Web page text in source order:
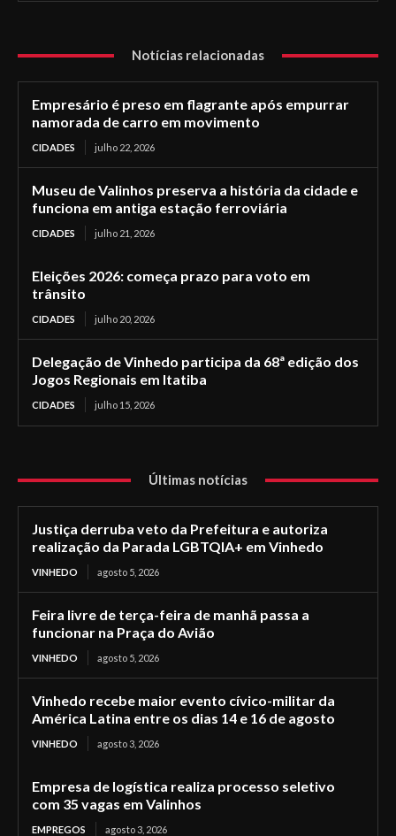
Notícias relacionadas
Empresário é preso em flagrante após empurrar
namorada de carro em movimento
CIDADES julho 22, 2026
Museu de Valinhos preserva a história da cidade e
funciona em antiga estação ferroviária
CIDADES julho 21, 2026
Eleições 2026: começa prazo para voto em
trânsito
CIDADES julho 20, 2026
Delegação de Vinhedo participa da 68ª edição dos
Jogos Regionais em Itatiba
CIDADES julho 15, 2026
Últimas notícias
Justiça derruba veto da Prefeitura e autoriza
realização da Parada LGBTQIA+ em Vinhedo
VINHEDO agosto 5, 2026
Feira livre de terça-feira de manhã passa a
funcionar na Praça do Avião
VINHEDO agosto 5, 2026
Vinhedo recebe maior evento cívico-militar da
América Latina entre os dias 14 e 16 de agosto
VINHEDO agosto 3, 2026
Empresa de logística realiza processo seletivo
com 35 vagas em Valinhos
EMPREGOS agosto 3, 2026